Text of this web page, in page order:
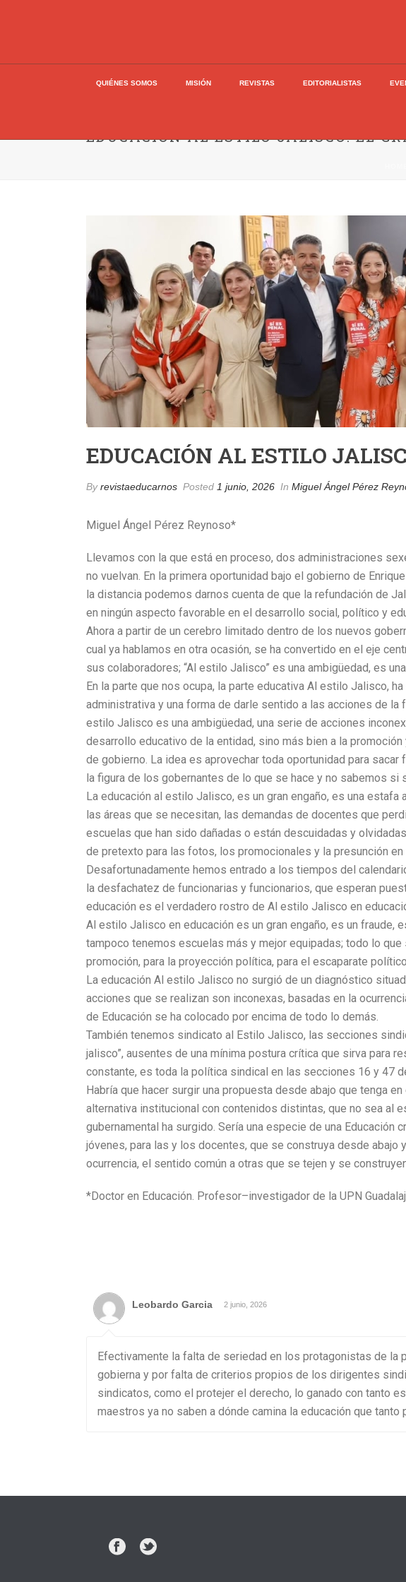
QUIÉNES SOMOS MISIÓN REVISTAS EDITORIALISTAS
EDUCACIÓN AL ESTILO JALISCO: EL
EDUCACIÓN AL ESTILO
Byrevistaeducarnos Posted 1 junio, 2026 In Miguel Ángel Pérez
Miguel Ángel Pérez Reynoso*
Llevamos con la que está en proceso, dos administraciones
no vuelvan. En la primera oportunidad bajo el gobierno de
la distancia podemos darnos cuenta de que la refundación de
en ningún aspecto favorable en el desarrollo social, político y
Ahora a partir de un cerebro limitado dentro de los nuevos
cual ya hablamos en otra ocasión, se ha convertido en el eje
sus colaboradores; “Al estilo Jalisco” es una ambigüedad, es
En la parte que nos ocupa, la parte educativa Al estilo Jalisco,
administrativa y una forma de darle sentido a las acciones de
estilo Jalisco es una ambigüedad, una serie de acciones
desarrollo educativo de la entidad, sino más bien a la
de gobierno. La idea es aprovechar toda oportunidad para
la figura de los gobernantes de lo que se hace y no sabemos si
La educación al estilo Jalisco, es un gran engaño, es una
las áreas que se necesitan, las demandas de docentes que
escuelas que han sido dañadas o están descuidadas y
de pretexto para las fotos, los promocionales y la presunción
Desafortunadamente hemos entrado a los tiempos del
la desfachatez de funcionarias y funcionarios, que esperan
educación es el verdadero rostro de Al estilo Jalisco en
Al estilo Jalisco en educación es un gran engaño, es un fraude,
tampoco tenemos escuelas más y mejor equipadas; todo lo
promoción, para la proyección política, para el escaparate
La educación Al estilo Jalisco no surgió de un diagnóstico
acciones que se realizan son inconexas, basadas en la
de Educación se ha colocado por encima de todo lo demás.
También tenemos sindicato al Estilo Jalisco, las secciones
jalisco”, ausentes de una mínima postura crítica que sirva para
constante, es toda la política sindical en las secciones 16 y 47
Habría que hacer surgir una propuesta desde abajo que tenga
alternativa institucional con contenidos distintas, que no sea al
gubernamental ha surgido. Sería una especie de una
jóvenes, para las y los docentes, que se construya desde
ocurrencia, el sentido común a otras que se tejen y se
*Doctor en Educación. Profesor–investigador de la UPN
Leobardo Garcia 2 junio, 2026
Efectivamente la falta de seriedad en los protagonistas de
gobierna y por falta de criterios propios de los dirigentes
sindicatos, como el protejer el derecho, lo ganado con tanto
maestros ya no saben a dónde camina la educación que